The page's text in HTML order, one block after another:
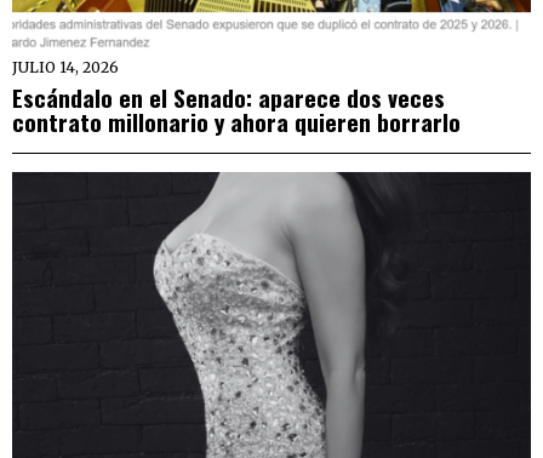
JULIO 14, 2026
Escándalo en el Senado: aparece dos veces
contrato millonario y ahora quieren borrarlo